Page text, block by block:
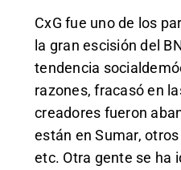
CxG fue uno de los
la gran escisión del
tendencia
razones, fracasó en
creadores fueron
están en Sumar,
etc. Otra gente se ha